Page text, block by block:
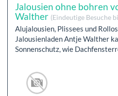
Jalousien ohne bohren
Walther (Eindeutige Besuche
Alujalousien, Plissees und
Jalousienladen Antje Walther
Sonnenschutz, wie